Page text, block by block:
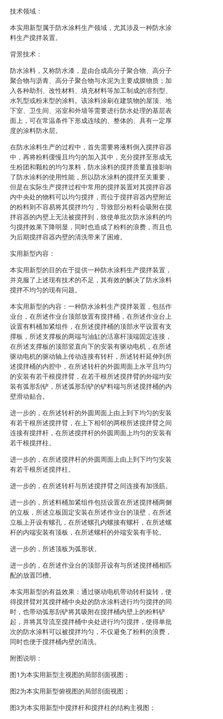
技术领域：
本实用新型属于防水涂料生产领域，尤其涉及一种防水涂
料生产搅拌装置。
背景技术：
防水涂料，又称防水漆，是由合成高分子聚合物、高分子
聚合物与沥青、高分子聚合物与水泥为主要成膜物质；加
入各种助剂、改性材料、填充材料等加工制成的溶剂型、
水乳型或粉末型的涂料。该涂料涂刷在建筑物的屋顶、地
下室、卫生间、浴室和外墙等需要进行防水处理的基层表
面上，可在常温条件下形成连续的、整体的、具有一定厚
度的涂料防水层。
在防水涂料生产的过程中，首先需要将液料倒入搅拌容器
中，再将粉料缓慢且均匀的加入其中，充分搅拌至形成无
生粉团和颗粒的均匀浆料，防水涂料的搅拌质量直接影响
了防水涂料的使用性能，所以防水涂料的搅拌至关重要，
但是在实际生产搅拌过程中常用的搅拌装置对其搅拌容器
内中央处的物料可以均匀搅拌，而位于搅拌容器内壁附近
的粉料则不容易将其搅拌均匀，导致部分粉料会吸附在搅
拌容器的内壁上无法被搅拌到，致使单批次防水涂料的均
匀搅拌效果下降明显，同时也造成了粉料的浪费，而且也
为后期搅拌容器内壁的清洗带来了困难。
实用新型内容：
本实用新型的目的在于提供一种防水涂料生产搅拌装置，
并克服了上述现有技术的不足，其有效的解决了防水涂料
搅拌不均匀的现有问题。
本实用新型的内容：一种防水涂料生产搅拌装置，包括作
业台，在所述作业台顶部放置有搅拌桶，在所述作业台上
设置有料桶加紧组件，在所述搅拌桶的顶部水平设置有支
撑板，所述支撑板的两端与油缸的活塞杆顶端固定连接，
在所述支撑板的顶部竖直向下的安装有驱动电机，在所述
驱动电机的驱动轴上传动连接有转杆，所述转杆延伸到所
述搅拌桶的内腔中，在所述转杆的外圆周面上水平且均匀
的安装有若干根搅拌臂，在若干根所述搅拌臂的外端均安
装有弧形刮铲，所述弧形刮铲的铲料端与所述搅拌桶的内
壁滑动贴合。
进一步的，在所述转杆的外圆周面上由上到下均匀的安装
有若干根所述搅拌臂，在上下相邻的两根所述搅拌臂之间
连接有搅拌杆，在所述搅拌杆的外圆周面上均匀的安装有
若干根搅拌柱。
进一步的，在所述搅拌杆的外圆周面上由上到下均匀安装
有若干根所述搅拌柱。
进一步的，在所述转杆与所述搅拌臂之间连接有加强筋。
进一步的，所述料桶加紧组件包括设置在所述搅拌桶两侧
的立板，所述立板固定安装在所述作业台的顶壁，在所述
立板上开设有螺孔，在所述螺孔内螺接有螺杆，在所述螺
杆的内端安装有顶板，在所述螺杆的外端安装有手轮。
进一步的，所述顶板为弧形状。
进一步的，在所述作业台的顶部开设有与所述搅拌桶相匹
配的放置凹槽。
本实用新型的有益效果：通过驱动电机带动转杆旋转，使
得搅拌臂对其搅拌桶中央处的防水涂料进行均匀搅拌的同
时，也带动弧形刮铲将其吸附在搅拌桶内壁上的粉料铲
起，并将其导流至搅拌桶中央处进行均匀搅拌，使得单批
次的防水涂料可以被搅拌均匀，不仅避免了粉料的浪费，
同时也便于搅拌桶内壁的清洗。
附图说明：
图1为本实用新型主视图的局部剖面视图；
图2为本实用新型俯视图的局部剖面视图；
图3为本实用新型中搅拌杆和搅拌柱的结构主视图；